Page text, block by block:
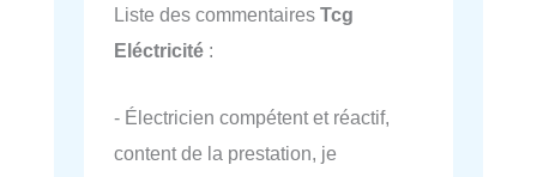
Liste des commentaires Tcg
Eléctricité :
- Électricien compétent et réactif,
content de la prestation, je